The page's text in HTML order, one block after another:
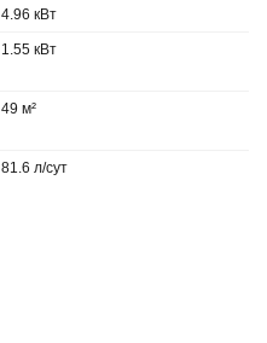
4.96 кВт
1.55 кВт
49 м²
81.6 л/сут